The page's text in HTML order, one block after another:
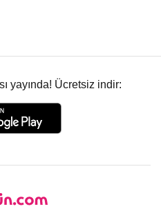
yayında! Ücretsiz indir: